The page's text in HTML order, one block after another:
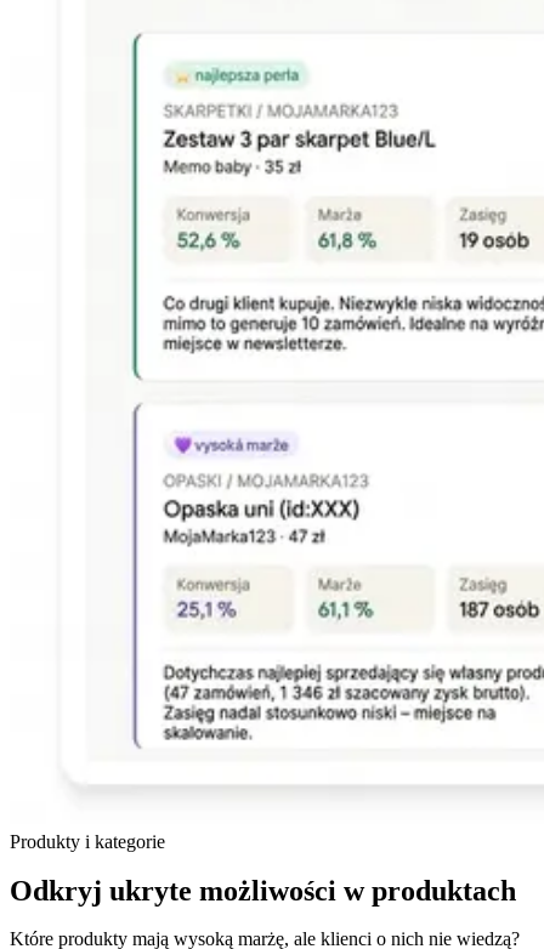
Produkty i kategorie
Odkryj ukryte możliwości w produktach
Które produkty mają wysoką marżę, ale klienci o nich nie wiedzą?